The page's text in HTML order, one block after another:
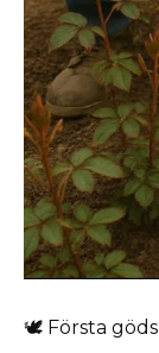
🕊 Första